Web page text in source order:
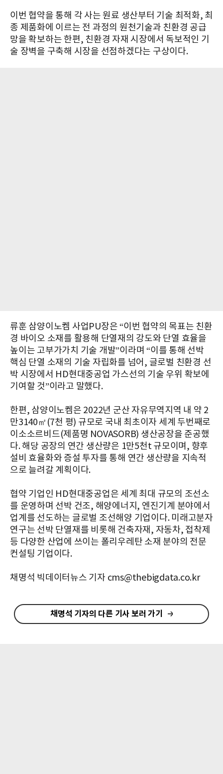
이번 협약을 통해 각 사는 원료 생산부터 기술 최적화, 최
종 제품화에 이르는 전 과정의 원천기술과 친환경 공급
망을 확보하는 한편, 친환경 자재 시장에서 독보적인 기
술 장벽을 구축해 시장을 선점하겠다는 구상이다.
류훈 삼양이노켐 사업PU장은 “이번 협약의 목표는 친환
경 바이오 소재를 활용해 단열재의 강도와 단열 효율을
높이는 고부가가치 기술 개발”이라며 “이를 통해 선박
핵심 단열 소재의 기술 자립화를 넘어, 글로벌 친환경 선
박 시장에서 HD현대중공업 가스선의 기술 우위 확보에
기여할 것”이라고 말했다.
한편, 삼양이노켐은 2022년 군산 자유무역지역 내 약 2
만3140㎡(7천 평) 규모로 국내 최초이자 세계 두번째로
이소소르비드(제품명 NOVASORB) 생산공장을 준공했
다. 해당 공장의 연간 생산량은 1만5천t 규모이며, 향후
설비 효율화와 증설 투자를 통해 연간 생산량을 지속적
으로 늘려갈 계획이다.
협약 기업인 HD현대중공업은 세계 최대 규모의 조선소
를 운영하며 선박 건조, 해양에너지, 엔진기계 분야에서
업계를 선도하는 글로벌 조선해양 기업이다. 미래고분자
연구는 선박 단열재를 비롯해 건축자재, 자동차, 접착제
등 다양한 산업에 쓰이는 폴리우레탄 소재 분야의 전문
컨설팅 기업이다.
채명석 빅데이터뉴스 기자 cms@thebigdata.co.kr
채명석 기자의 다른 기사 보러 가기